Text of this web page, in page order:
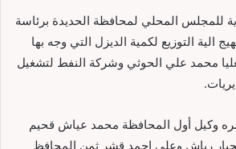
للمجلس المحلي لمحافظة الحديدة برئاسة
الية التوزيع لكمية الديزل التي وجه بها
محمد علي الحوثي وشركة النفط لتشغيل
وكيل أول المحافظة محمد عياش قحيم
رباش وعلي احمد قشر ثمن المحافظ